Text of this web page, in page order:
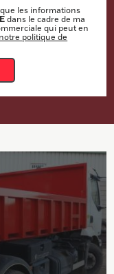
les informations
dans le cadre de ma
qui peut en
politique de